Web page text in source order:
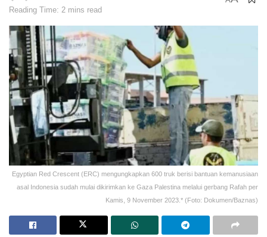
Reading Time: 2 mins read
Egyptian Red Crescent (ERC) mengungkapkan 600 truk berisi bantuan kemanusiaan
asal Indonesia sudah mulai dikirimkan ke Gaza Palestina melalui gerbang Rafah per
Kamis, 9 November 2023.* (Foto: Dokumen/Baznas)